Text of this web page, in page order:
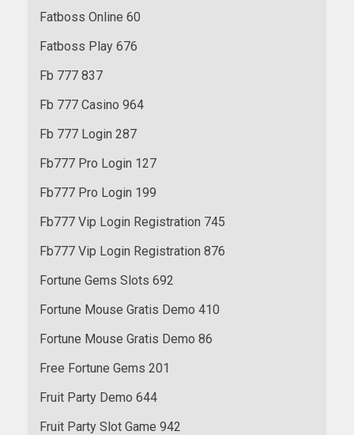
Fatboss Online 60
Fatboss Play 676
Fb 777 837
Fb 777 Casino 964
Fb 777 Login 287
Fb777 Pro Login 127
Fb777 Pro Login 199
Fb777 Vip Login Registration 745
Fb777 Vip Login Registration 876
Fortune Gems Slots 692
Fortune Mouse Gratis Demo 410
Fortune Mouse Gratis Demo 86
Free Fortune Gems 201
Fruit Party Demo 644
Fruit Party Slot Game 942